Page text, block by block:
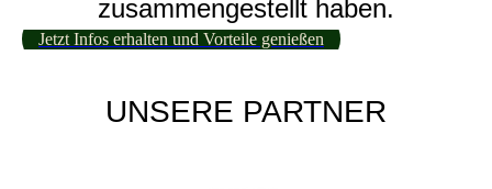
zusammengestellt haben.
Jetzt Infos erhalten und Vorteile genießen
UNSERE PARTNER